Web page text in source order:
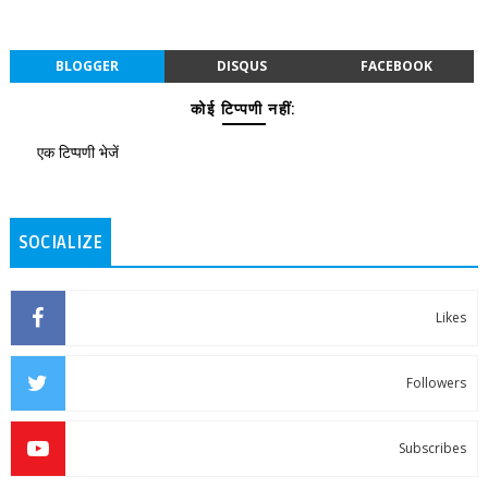
BLOGGER DISQUS FACEBOOK
कोई टिप्पणी नहीं:
एक टिप्पणी भेजें
SOCIALIZE
Likes
Followers
Subscribes